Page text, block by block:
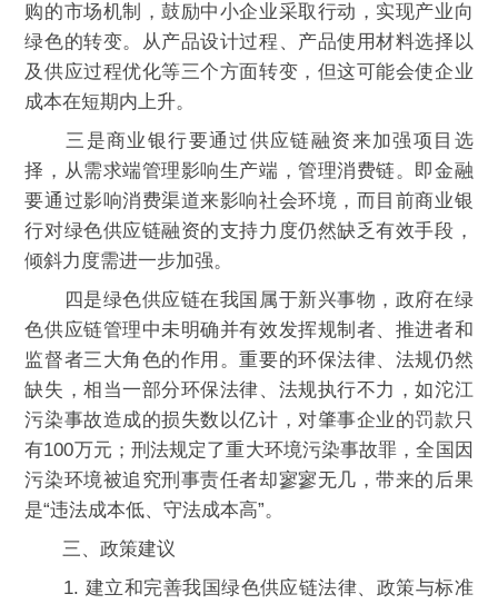
购的市场机制，鼓励中小企业采取行动，实现产业向
绿色的转变。从产品设计过程、产品使用材料选择以
及供应过程优化等三个方面转变，但这可能会使企业
成本在短期内上升。
三是商业银行要通过供应链融资来加强项目选
择，从需求端管理影响生产端，管理消费链。即金融
要通过影响消费渠道来影响社会环境，而目前商业银
行对绿色供应链融资的支持力度仍然缺乏有效手段，
倾斜力度需进一步加强。
四是绿色供应链在我国属于新兴事物，政府在绿
色供应链管理中未明确并有效发挥规制者、推进者和
监督者三大角色的作用。重要的环保法律、法规仍然
缺失，相当一部分环保法律、法规执行不力，如沱江
污染事故造成的损失数以亿计，对肇事企业的罚款只
有100万元；刑法规定了重大环境污染事故罪，全国因
污染环境被追究刑事责任者却寥寥无几，带来的后果
是“违法成本低、守法成本高”。
三、政策建议
1. 建立和完善我国绿色供应链法律、政策与标准